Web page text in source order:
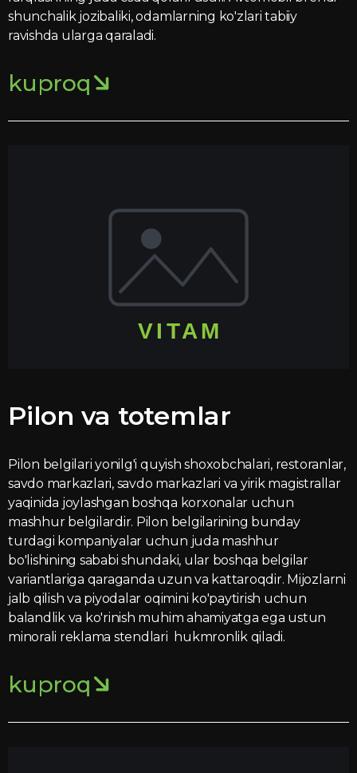
shunchalik jozibaliki, odamlarning ko'zlari tabiiy
ravishda ularga qaraladi.
kuproq
Pilon va totemlar
Pilon belgilari yonilg'i quyish shoxobchalari, restoranlar,
savdo markazlari, savdo markazlari va yirik magistrallar
yaqinida joylashgan boshqa korxonalar uchun
mashhur belgilardir. Pilon belgilarining bunday
turdagi kompaniyalar uchun juda mashhur
bo'lishining sababi shundaki, ular boshqa belgilar
variantlariga qaraganda uzun va kattaroqdir. Mijozlarni
jalb qilish va piyodalar oqimini ko'paytirish uchun
balandlik va ko'rinish muhim ahamiyatga ega ustun
minorali reklama stendlari hukmronlik qiladi.
kuproq